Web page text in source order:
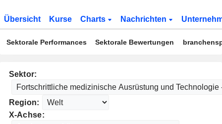
Übersicht Kurse Charts Nachrichten
Sektorale Performances Sektorale Bewertungen
Sektor:
Region:
X-Achse: